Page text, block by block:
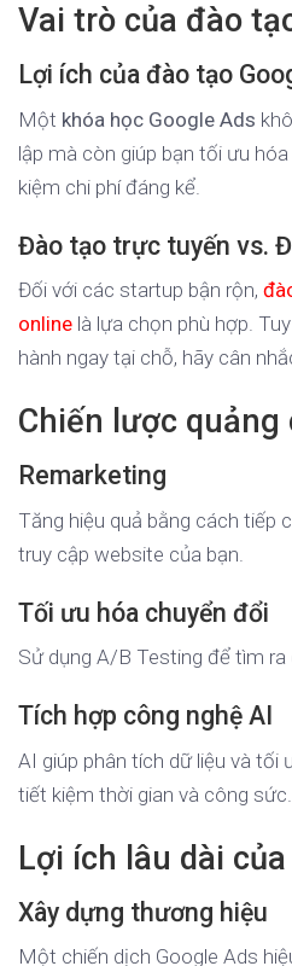
Vai trò của đào
Lợi ích của đào tạo
Một khóa học Google Ads
lập mà còn giúp bạn tối ưu
kiệm chi phí đáng kể.
Đào tạo trực tuyến vs.
Đối với các startup bận rộn,
online là lựa chọn phù hợp.
hành ngay tại chỗ, hãy cân
Chiến lược quảng
Remarketing
Tăng hiệu quả bằng cách tiếp
truy cập website của bạn.
Tối ưu hóa chuyển đổi
Sử dụng A/B Testing để tìm
Tích hợp công nghệ AI
AI giúp phân tích dữ liệu và tối
tiết kiệm thời gian và công sức.
Lợi ích lâu dài
Xây dựng thương hiệu
Một chiến dịch Google Ads